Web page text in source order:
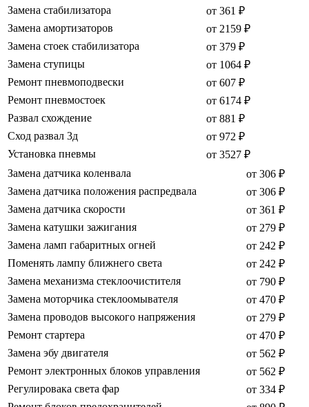
Замена стабилизатора
от 361 ₽
Замена амортизаторов
от 2159 ₽
Замена стоек стабилизатора
от 379 ₽
Замена ступицы
от 1064 ₽
Ремонт пневмоподвески
от 607 ₽
Ремонт пневмостоек
от 6174 ₽
Развал схождение
от 881 ₽
Сход развал 3д
от 972 ₽
Установка пневмы
от 3527 ₽
Замена датчика коленвала
от 306 ₽
Замена датчика положения распредвала
от 306 ₽
Замена датчика скорости
от 361 ₽
Замена катушки зажигания
от 279 ₽
Замена ламп габаритных огней
от 242 ₽
Поменять лампу ближнего света
от 242 ₽
Замена механизма стеклоочистителя
от 790 ₽
Замена моторчика стеклоомывателя
от 470 ₽
Замена проводов высокого напряжения
от 279 ₽
Ремонт стартера
от 470 ₽
Замена эбу двигателя
от 562 ₽
Ремонт электронных блоков управления
от 562 ₽
Регулировака света фар
от 334 ₽